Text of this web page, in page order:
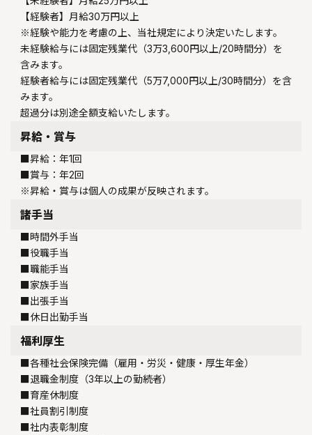
【経験者】月給30万円以上
※経験や能力を考慮の上、当社規定により決定いたします。
未経験給与には固定残業代（3万3,600円以上/20時間分）を
含みます。
経験者給与には固定残業代（5万7,000円以上/30時間分）を含
みます。
超過分は別途全額支給いたします。
昇給・賞与
■昇給：年1回
■賞与：年2回
※昇給・賞与は個人の成果が反映されます。
諸手当
■時間外手当
■役職手当
■職能手当
■家族手当
■出張手当
■休日出勤手当
福利厚生
■各種社会保険完備（雇用・労災・健康・厚生年金）
■退職金制度（3年以上の勤続者）
■育産休制度
■社員割引制度
■社内表彰制度